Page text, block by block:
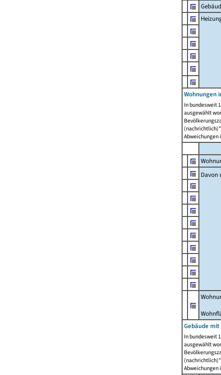
Wohnungen
In bundesweit
ausgewählt
Abweichungen
Davon
Gebäude
In bundesweit
ausgewählt
Abweichungen